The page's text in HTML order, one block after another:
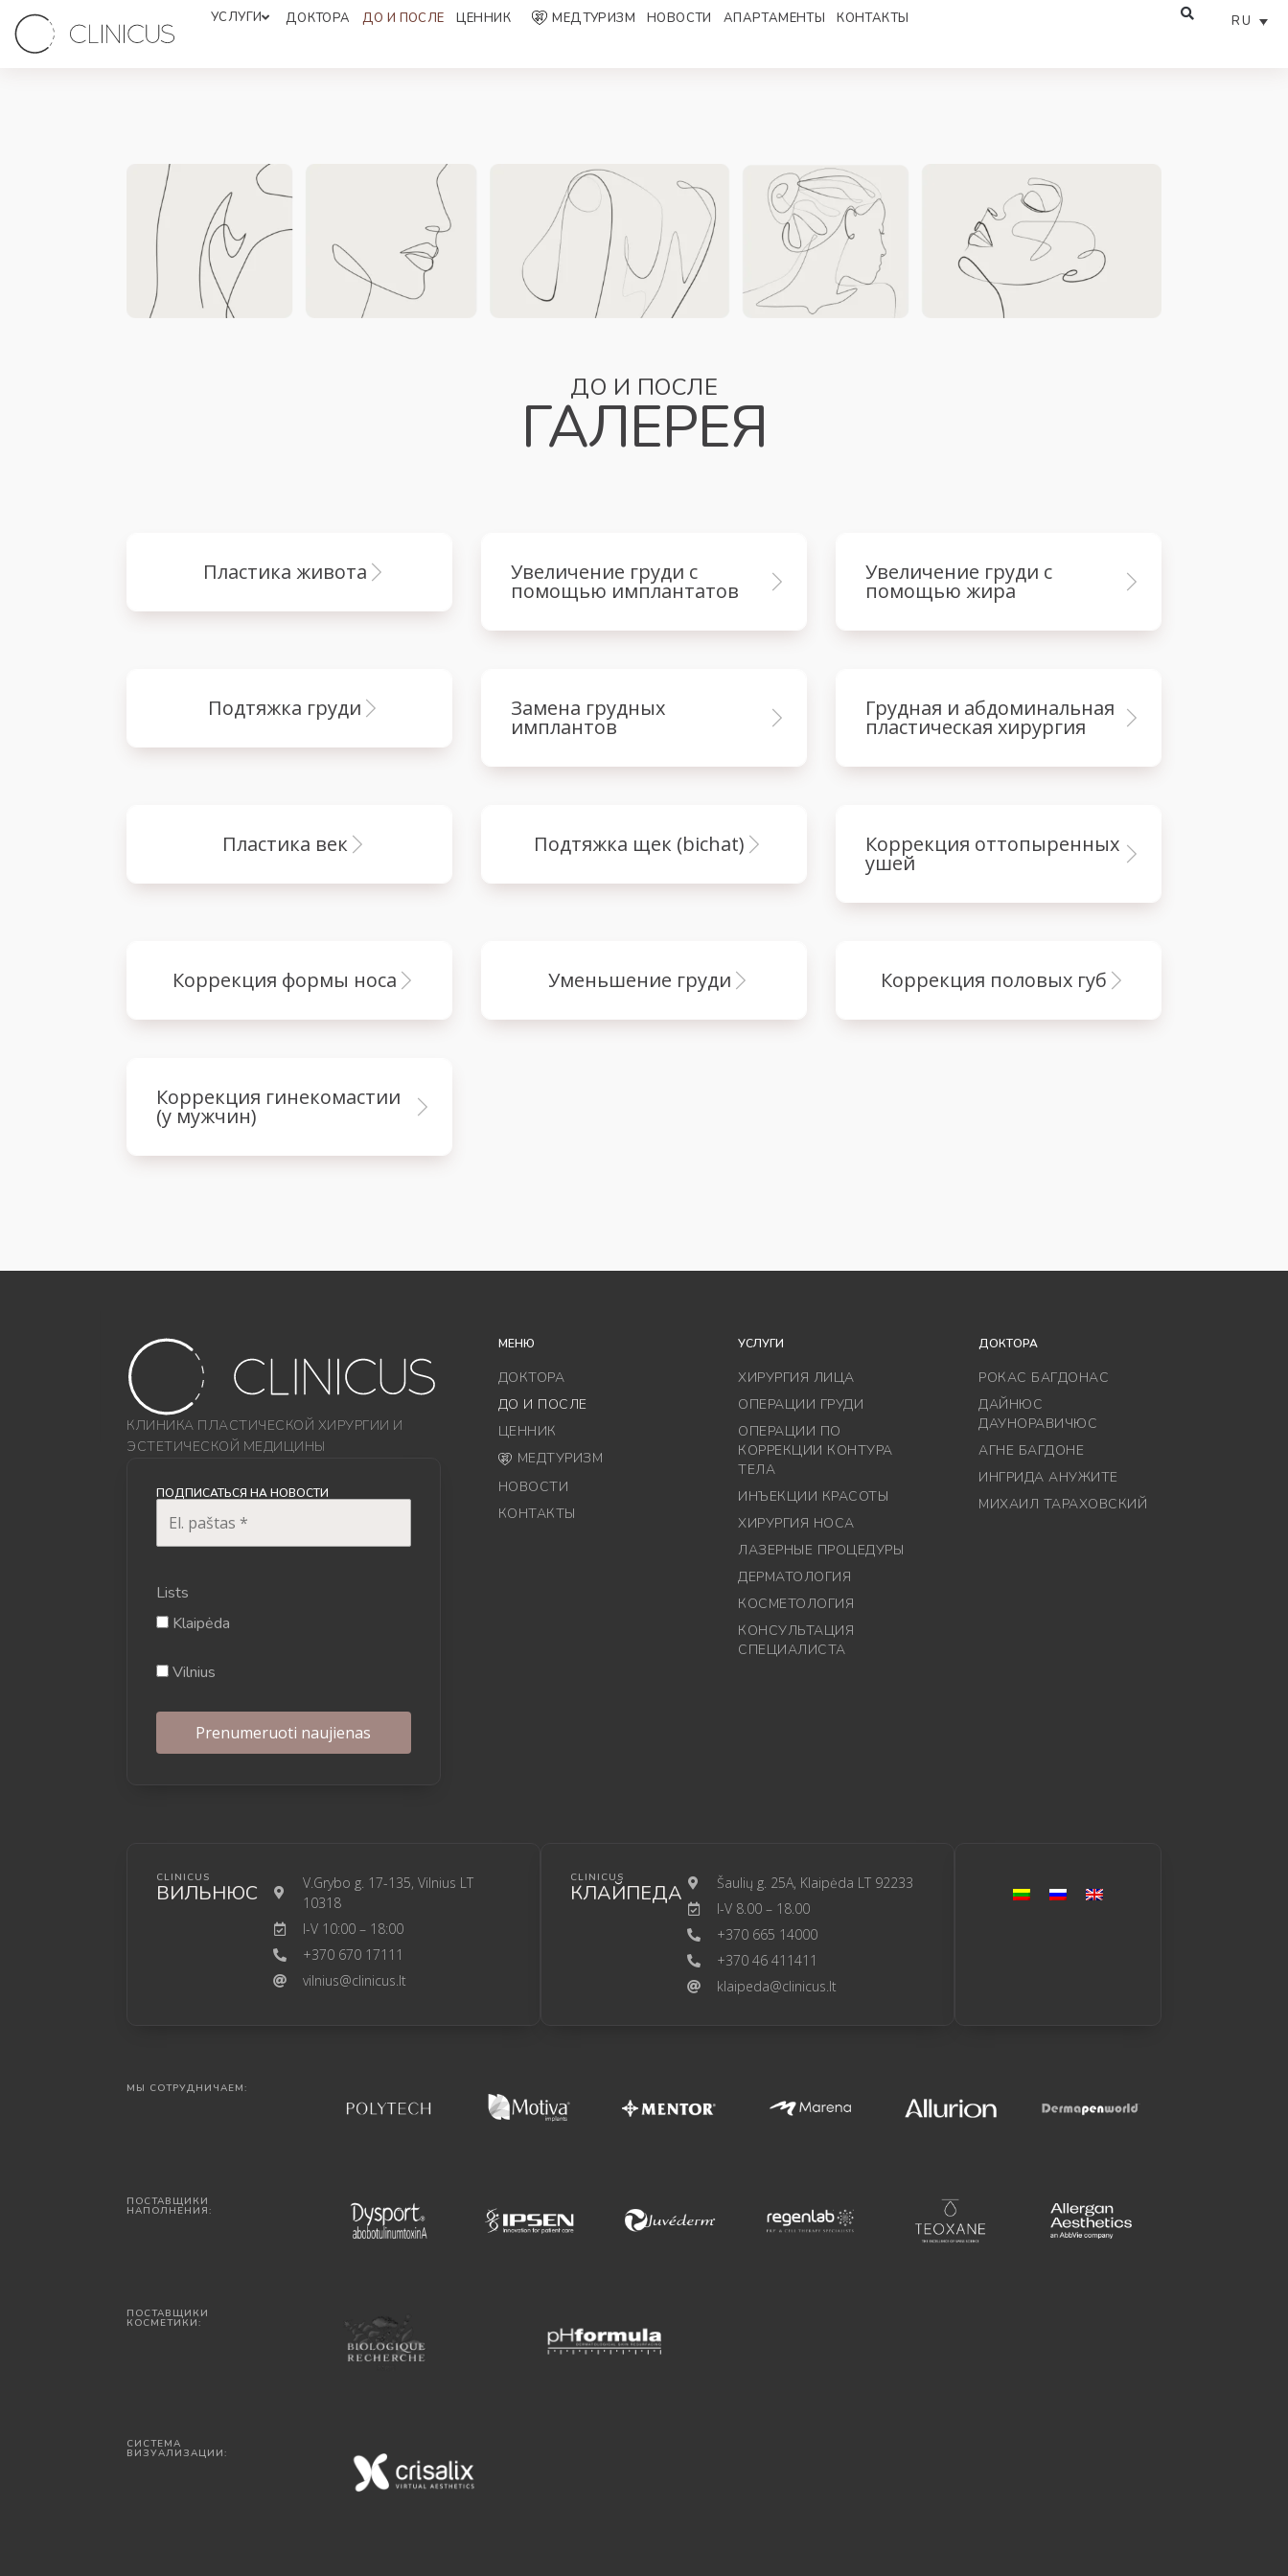
УСЛУГИ ДОКТОРА ДО И ПОСЛЕ ЦЕННИК МЕДТУРИЗМ НОВОСТИ AПАРТАМЕНТЫ КОНТАКТЫ RU
ДО И ПОСЛЕ
ГАЛЕРЕЯ
пластика живота увеличение груди с
помощью имплантатов
увеличение груди с
помощью жира
подтяжка груди замена грудных
имплантов
грудная и абдоминальная
пластическая хирургия
пластика век подтяжка щек (bichat) коррекция оттопыренных
ушей
коррекция формы носа уменьшение груди коррекция половых губ
коррекция гинекомастии
(у мужчин)
КЛИНИКА ПЛАСТИЧЕСКОЙ ХИРУРГИИ И
ЭСТЕТИЧЕСКОЙ МЕДИЦИНЫ
ПОДПИСАТЬСЯ НА НОВОСТИ
Lists
Klaipėda
Vilnius
МЕНЮ
ДОКТОРА
ДО И ПОСЛЕ
ЦЕННИК
МЕДТУРИЗМ
НОВОСТИ
КОНТАКТЫ
УСЛУГИ
ХИРУРГИЯ ЛИЦА
ОПЕРАЦИИ ГРУДИ
ОПЕРАЦИИ ПО
КОРРЕКЦИИ КОНТУРА
ТЕЛА
ИНЪЕКЦИИ КРАСОТЫ
ХИРУРГИЯ НОСА
ЛАЗЕРНЫЕ ПРОЦЕДУРЫ
ДЕРМАТОЛОГИЯ
КОСМЕТОЛОГИЯ
КОНСУЛЬТАЦИЯ
СПЕЦИАЛИСТА
ДОКТОРА
РОКАС БАГДОНАС
ДАЙНЮС
ДАУНОРАВИЧЮС
АГНЕ БАГДОНЕ
ИНГРИДА АНУЖИТЕ
МИХАИЛ ТАРАХОВСКИЙ
CLINICUS
ВИЛЬНЮС
V.Grybo g. 17-135, Vilnius LT
10318
I-V 10:00 – 18:00
+370 670 17111
vilnius@clinicus.lt
CLINICUS
КЛАЙПЕДА
Šaulių g. 25A, Klaipėda LT 92233
I-V 8.00 – 18.00
+370 665 14000
+370 46 411411
klaipeda@clinicus.lt
МЫ СОТРУДНИЧАЕМ:
ПОСТАВЩИКИ
НАПОЛНЕНИЯ:
ПОСТАВЩИКИ
КОСМЕТИКИ:
СИСТЕМА
ВИЗУАЛИЗАЦИИ: